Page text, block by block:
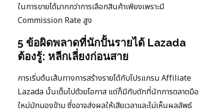
ในการขายได้มากกว่าการเลือกสินค้าเพียงเพราะมี
Commission Rate สูง
5 ข้อผิดพลาดที่นักปั้นรายได้ Lazada
ต้องรู้: หลีกเลี่ยงก่อนสาย
การเริ่มต้นเส้นทางการสร้างรายได้กับโปรแกรม Affiliate
Lazada นั้นเต็มไปด้วยโอกาส แต่ก็มีกับดักที่นักการตลาดมือ
ใหม่มักมองข้าม ซึ่งอาจส่งผลให้เสียเวลาและไม่เห็นผลลัพธ์